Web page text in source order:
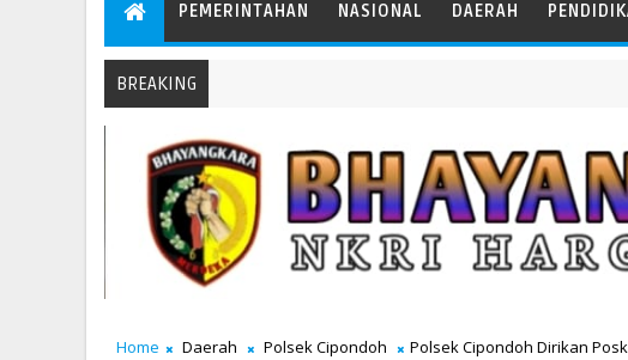
PEMERINTAHAN NASIONAL DAERAH
BREAKING
Home Daerah Polsek Cipondoh Polsek Cipondoh Dirikan